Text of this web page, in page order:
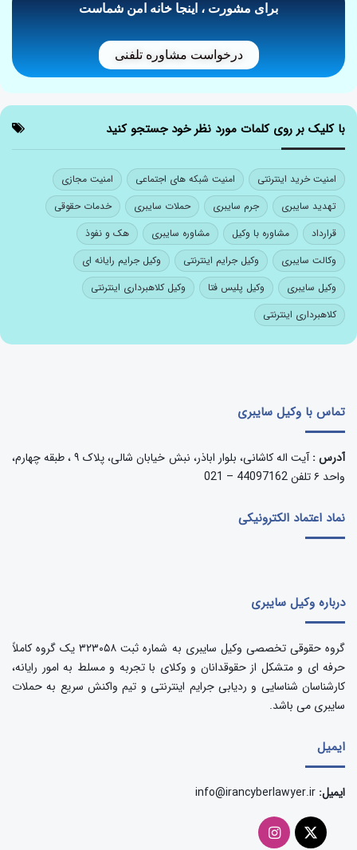
برای مشورت ، اینجا خانه امن شماست
درخواست مشاوره تلفنی
با کلیک بر روی کلمات مورد نظر خود جستجو کنید
امنیت خرید اینترنتی امنیت شبکه های اجتماعی
امنیت مجازی
تهدید سایبری
جرم سایبری حملات سایبری
خدمات حقوقی
قرارداد
مشاوره با وکیل مشاوره سایبری
هک و نفوذ
وکالت سایبری
وکیل جرایم اینترنتی
وکیل جرایم رایانه ای
وکیل سایبری
وکیل پلیس فتا
وکیل کلاهبرداری اینترنتی
کلاهبرداری اینترنتی
تماس با وکیل سایبری
آدرس :
آیت اله کاشانی، بلوار اباذر، نبش خیابان شالی، پلاک ۹ ، طبقه چهارم،
واحد ۶ تلفن 44097162 – 021
نماد اعتماد الکترونیکی
درباره وکیل سایبری
گروه حقوقی تخصصی وکیل سایبری به شماره ثبت ۳۲۳۰۵۸ یک گروه کاملاً
حرفه ای و متشکل از حقوقدانان و وکلای با تجربه و مسلط به امور رایانه،
کارشناسان شناسایی و ردیابی جرایم اینترنتی و تیم واکنش سریع به حملات
سایبری می باشد.
ایمیل
ایمیل: info@irancyberlawyer.ir